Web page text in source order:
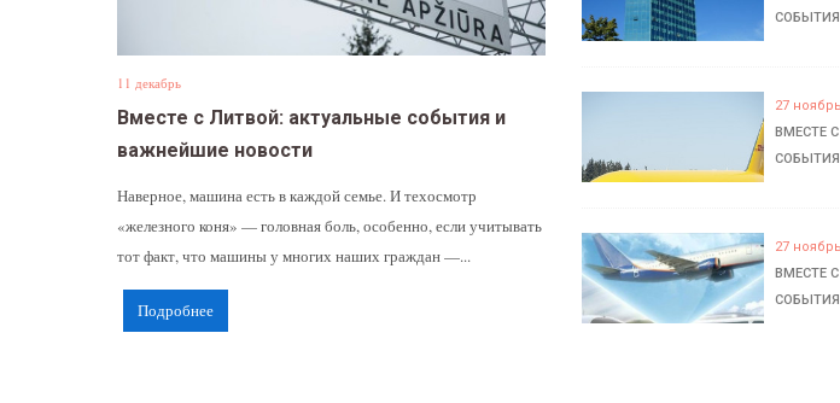
11 декабрь
Вместе с Литвой: актуальные события и
важнейшие новости
Наверное, машина есть в каждой семье. И техосмотр
«железного коня» — головная боль, особенно, если учитывать
тот факт, что машины у многих наших граждан —...
Подробнее
27 ноябрь
ВМЕСТЕ
27 ноябрь
ВМЕСТЕ